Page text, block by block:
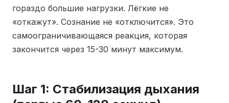
гораздо большие нагрузки. Лёгкие не
«откажут». Сознание не «отключится». Это
самоограничивающаяся реакция, которая
закончится через 15-30 минут максимум.
Шаг 1: Стабилизация дыхания